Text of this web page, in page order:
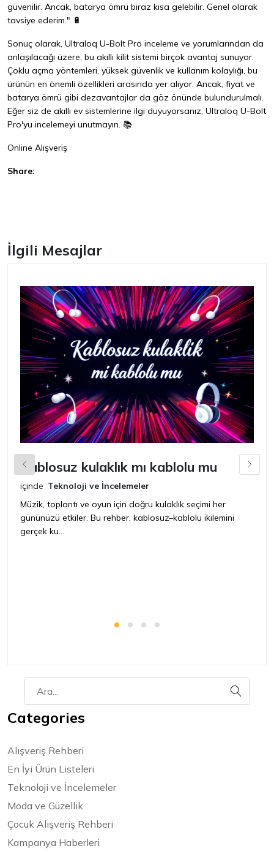
güvenilir. Ancak, batarya ömrü biraz kısa gelebilir. Genel olarak
tavsiye ederim." 🔋
Sonuç olarak, Ultraloq U-Bolt Pro inceleme ve yorumlarından da
anlaşılacağı üzere, bu akıllı kilit sistemi birçok avantaj sunuyor.
Çoklu açma yöntemleri, yüksek güvenlik ve kullanım kolaylığı, bu
ürünün en önemli özellikleri arasında yer alıyor. Ancak, fiyat ve
batarya ömrü gibi dezavantajlar da göz önünde bulundurulmalı.
Eğer siz de akıllı ev sistemlerine ilgi duyuyorsanız, Ultraloq U-Bolt
Pro'yu incelemeyi unutmayın. 📚
Online Alışveriş
Share:
İlgili Mesajlar
Kablosuz kulaklık mı kablolu mu
içinde Teknoloji ve İncelemeler
Müzik, toplantı ve oyun için doğru kulaklık seçimi her
gününüzü etkiler. Bu rehber, kablosuz–kablolu ikilemini
gerçek ku...
Categories
Alışveriş Rehberi
En İyi Ürün Listeleri
Teknoloji ve İncelemeler
Moda ve Güzellik
Çocuk Alışveriş Rehberi
Kampanya Haberleri